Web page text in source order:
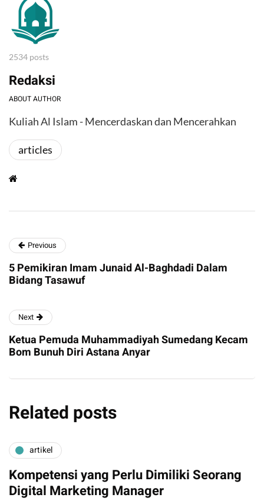
2534 posts
Redaksi
ABOUT AUTHOR
Kuliah Al Islam - Mencerdaskan dan Mencerahkan
articles
Previous
5 Pemikiran Imam Junaid Al-Baghdadi Dalam
Bidang Tasawuf
Next
Ketua Pemuda Muhammadiyah Sumedang Kecam
Bom Bunuh Diri Astana Anyar
Related posts
artikel
Kompetensi yang Perlu Dimiliki Seorang
Digital Marketing Manager